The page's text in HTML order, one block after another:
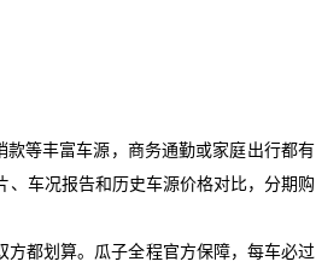
等丰富车源，商务通勤或家庭出行都有
车况报告和历史车源价格对比，分期购
方都划算。瓜子全程官方保障，每车必过